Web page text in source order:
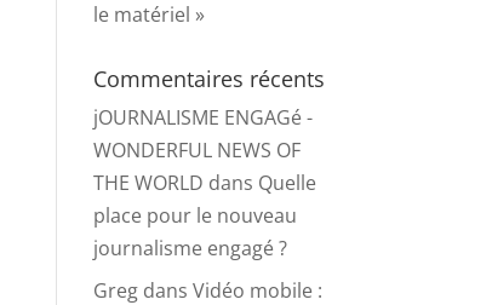
le matériel »
Commentaires récents
jOURNALISME ENGAGé -
WONDERFUL NEWS OF
THE WORLD dans Quelle
place pour le nouveau
journalisme engagé ?
Greg dansVidéo mobile :